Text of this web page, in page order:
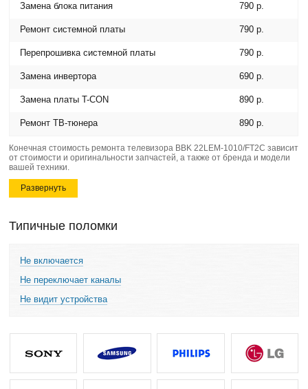
Замена блока питания 790 р.
Ремонт системной платы 790 р.
Перепрошивка системной платы 790 р.
Замена инвертора 690 р.
Замена платы T-CON 890 р.
Ремонт ТВ-тюнера 890 р.
Конечная стоимость ремонта телевизора BBK 22LEM-1010/FT2C зависит
от стоимости и оригинальности запчастей, а также от бренда и модели
вашей техники.
Развернуть
Типичные поломки
Не включается
Не переключает каналы
Не видит устройства